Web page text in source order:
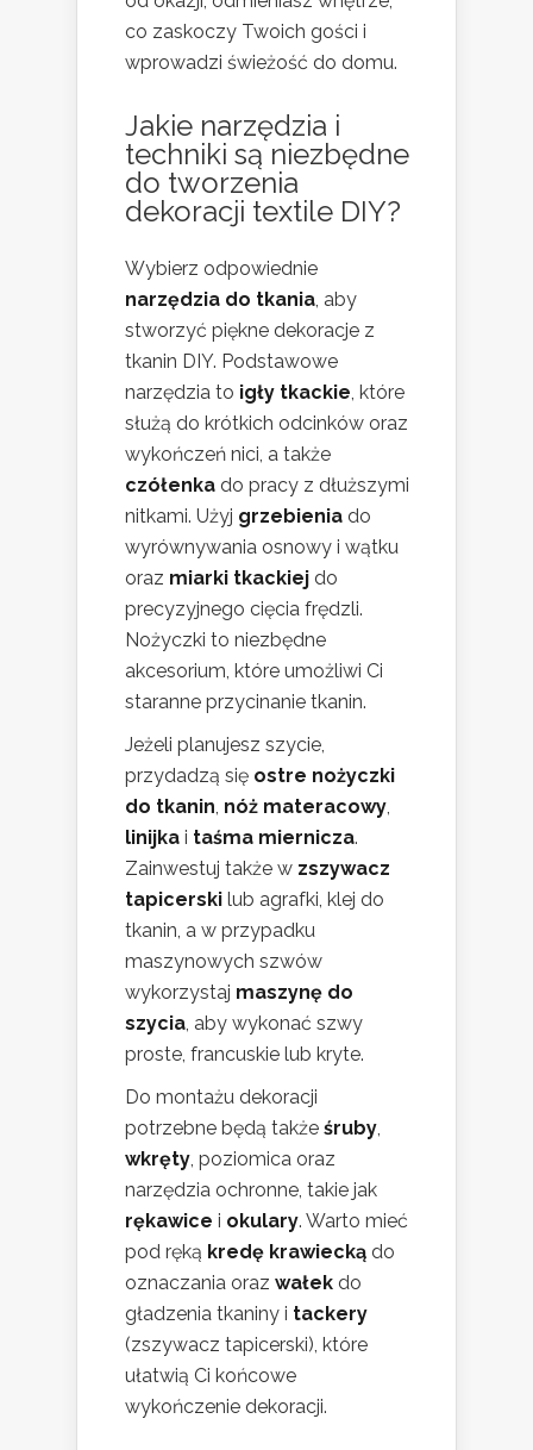
co zaskoczy Twoich gości i
wprowadzi świeżość do domu.
Jakie narzędzia i
techniki są niezbędne
do tworzenia
dekoracji textile DIY?
Wybierz odpowiednie
narzędzia do tkania, aby
stworzyć piękne dekoracje z
tkanin DIY. Podstawowe
narzędzia to igły tkackie, które
służą do krótkich odcinków oraz
wykończeń nici, a także
czółenka do pracy z dłuższymi
nitkami. Użyj grzebienia do
wyrównywania osnowy i wątku
oraz miarki tkackiej do
precyzyjnego cięcia frędzli.
Nożyczki to niezbędne
akcesorium, które umożliwi Ci
staranne przycinanie tkanin.
Jeżeli planujesz szycie,
przydadzą się ostre nożyczki
do tkanin, nóż materacowy,
linijka i taśma miernicza.
Zainwestuj także w zszywacz
tapicerski lub agrafki, klej do
tkanin, a w przypadku
maszynowych szwów
wykorzystaj maszynę do
szycia, aby wykonać szwy
proste, francuskie lub kryte.
Do montażu dekoracji
potrzebne będą także śruby,
wkręty, poziomica oraz
narzędzia ochronne, takie jak
rękawice i okulary. Warto mieć
pod ręką kredę krawiecką do
oznaczania oraz wałek do
gładzenia tkaniny i tackery
(zszywacz tapicerski), które
ułatwią Ci końcowe
wykończenie dekoracji.